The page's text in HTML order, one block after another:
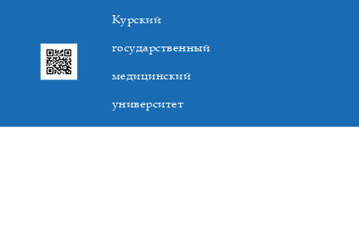
Курский
государственный
медицинский
университет